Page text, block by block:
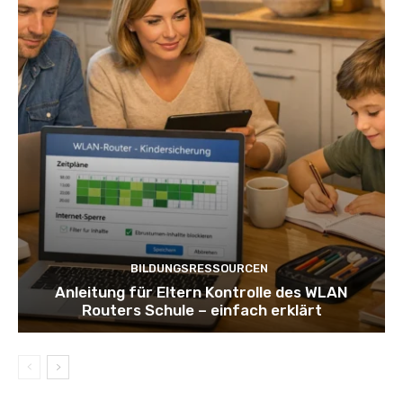
BILDUNGSRESSOURCEN
Anleitung für Eltern Kontrolle des WLAN
Routers Schule – einfach erklärt